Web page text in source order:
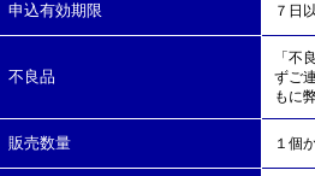
申込有効期限 ７日
不良品
「不
ずご
もに
販売数量 １個